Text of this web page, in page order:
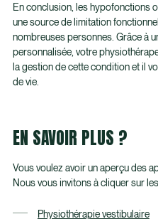
En conclusion, les hypofonctions
une source de limitation
nombreuses personnes. Grâce à
personnalisée, votre
la gestion de cette condition et il
de vie.
EN SAVOIR PLUS ?
Vous voulez avoir un aperçu des
Nous vous invitons à cliquer sur
Physiothérapie vestibulaire